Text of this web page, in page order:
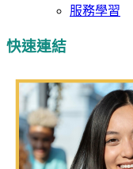
服務學習
快速連結